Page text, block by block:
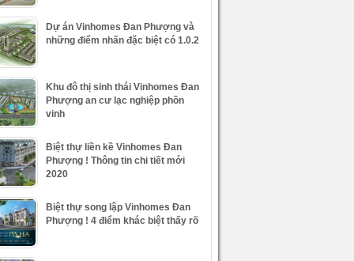
Dự án Vinhomes Đan Phượng và
những điểm nhấn đặc biệt có 1.0.2
Khu đô thị sinh thái Vinhomes Đan
Phượng an cư lạc nghiệp phồn
vinh
Biệt thự liền kề Vinhomes Đan
Phượng ! Thông tin chi tiết mới
2020
Biệt thự song lập Vinhomes Đan
Phượng ! 4 điểm khác biệt thấy rõ